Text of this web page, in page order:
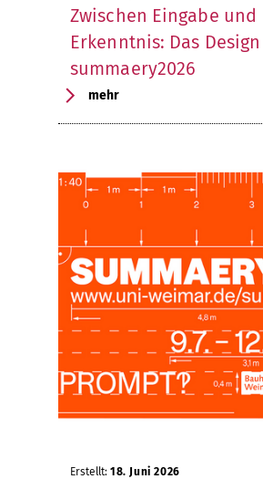
Zwischen Eingabe und
Erkenntnis: Das
summaery2026
mehr
Erstellt: 18. Juni 2026